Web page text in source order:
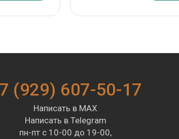
(929) 607-50-17
Написать в MAX
Написать в Telegram
пн-пт с 10-00 до 19-00,